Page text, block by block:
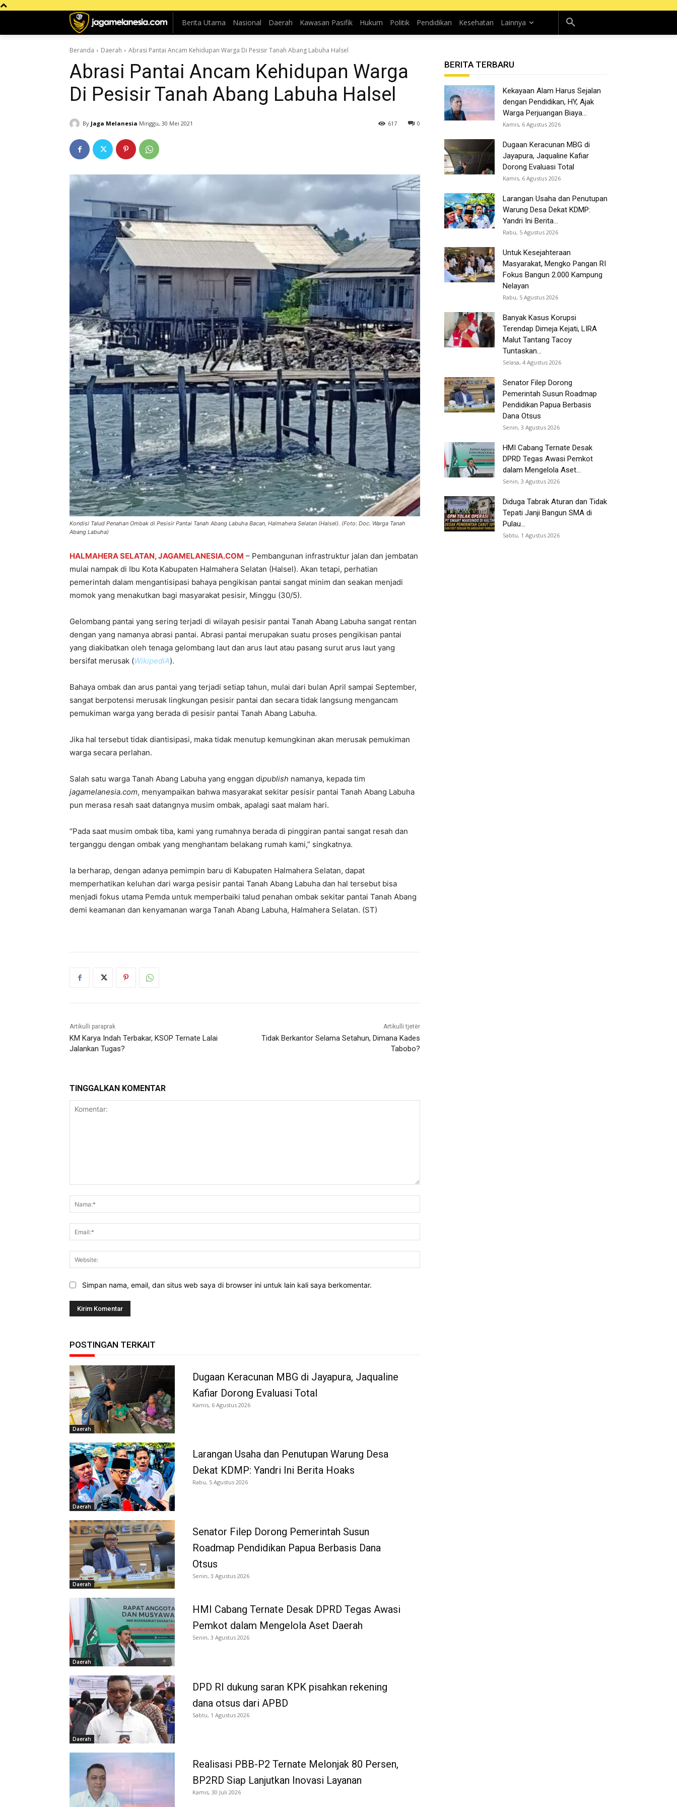
Berita Utama Nasional Daerah Kawasan Pasifik Hukum Politik Pendidikan Kesehatan Lainnya
Beranda Daerah Abrasi Pantai Ancam Kehidupan Warga Di Pesisir Tanah Abang Labuha Halsel
Abrasi Pantai Ancam Kehidupan Warga
Di Pesisir Tanah Abang Labuha Halsel
By Jaga Melanesia Minggu, 30 Mei 2021 0
617
Kondisi Talud Penahan Ombak di Pesisir Pantai Tanah Abang Labuha Bacan, Halmahera Selatan (Halsel). (Foto: Doc. Warga Tanah
Abang Labuha)
HALMAHERA SELATAN, JAGAMELANESIA.COM – Pembangunan infrastruktur jalan dan jembatan
mulai nampak di Ibu Kota Kabupaten Halmahera Selatan (Halsel). Akan tetapi, perhatian
pemerintah dalam mengantisipasi bahaya pengikisan pantai sangat minim dan seakan menjadi
momok yang menakutkan bagi masyarakat pesisir, Minggu (30/5).
Gelombang pantai yang sering terjadi di wilayah pesisir pantai Tanah Abang Labuha sangat rentan
dengan yang namanya abrasi pantai. Abrasi pantai merupakan suatu proses pengikisan pantai
yang diakibatkan oleh tenaga gelombang laut dan arus laut atau pasang surut arus laut yang
bersifat merusak (WikipediA).
Bahaya ombak dan arus pantai yang terjadi setiap tahun, mulai dari bulan April sampai September,
sangat berpotensi merusak lingkungan pesisir pantai dan secara tidak langsung mengancam
pemukiman warga yang berada di pesisir pantai Tanah Abang Labuha.
Jika hal tersebut tidak diantisipasi, maka tidak menutup kemungkinan akan merusak pemukiman
warga secara perlahan.
Salah satu warga Tanah Abang Labuha yang enggan dipublish namanya, kepada tim
jagamelanesia.com, menyampaikan bahwa masyarakat sekitar pesisir pantai Tanah Abang Labuha
pun merasa resah saat datangnya musim ombak, apalagi saat malam hari.
“Pada saat musim ombak tiba, kami yang rumahnya berada di pinggiran pantai sangat resah dan
terganggu dengan ombak yang menghantam belakang rumah kami,” singkatnya.
Ia berharap, dengan adanya pemimpin baru di Kabupaten Halmahera Selatan, dapat
memperhatikan keluhan dari warga pesisir pantai Tanah Abang Labuha dan hal tersebut bisa
menjadi fokus utama Pemda untuk memperbaiki talud penahan ombak sekitar pantai Tanah Abang
demi keamanan dan kenyamanan warga Tanah Abang Labuha, Halmahera Selatan. (ST)
Artikulli paraprak
KM Karya Indah Terbakar, KSOP Ternate Lalai
Jalankan Tugas?
Artikulli tjetër
Tidak Berkantor Selama Setahun, Dimana Kades
Tabobo?
TINGGALKAN KOMENTAR
Simpan nama, email, dan situs web saya di browser ini untuk lain kali saya berkomentar.
POSTINGAN TERKAIT
Daerah
Dugaan Keracunan MBG di Jayapura, Jaqualine
Kafiar Dorong Evaluasi Total
Kamis, 6 Agustus 2026
Daerah
Larangan Usaha dan Penutupan Warung Desa
Dekat KDMP: Yandri Ini Berita Hoaks
Rabu, 5 Agustus 2026
Daerah
Senator Filep Dorong Pemerintah Susun
Roadmap Pendidikan Papua Berbasis Dana
Otsus
Senin, 3 Agustus 2026
Daerah
HMI Cabang Ternate Desak DPRD Tegas Awasi
Pemkot dalam Mengelola Aset Daerah
Senin, 3 Agustus 2026
Daerah
DPD RI dukung saran KPK pisahkan rekening
dana otsus dari APBD
Sabtu, 1 Agustus 2026
Realisasi PBB-P2 Ternate Melonjak 80 Persen,
BP2RD Siap Lanjutkan Inovasi Layanan
Kamis, 30 Juli 2026
BERITA TERBARU
Kekayaan Alam Harus Sejalan
dengan Pendidikan, HY, Ajak
Warga Perjuangan Biaya...
Kamis, 6 Agustus 2026
Dugaan Keracunan MBG di
Jayapura, Jaqualine Kafiar
Dorong Evaluasi Total
Kamis, 6 Agustus 2026
Larangan Usaha dan Penutupan
Warung Desa Dekat KDMP:
Yandri Ini Berita...
Rabu, 5 Agustus 2026
Untuk Kesejahteraan
Masyarakat, Mengko Pangan RI
Fokus Bangun 2.000 Kampung
Nelayan
Rabu, 5 Agustus 2026
Banyak Kasus Korupsi
Terendap Dimeja Kejati, LIRA
Malut Tantang Tacoy
Tuntaskan...
Selasa, 4 Agustus 2026
Senator Filep Dorong
Pemerintah Susun Roadmap
Pendidikan Papua Berbasis
Dana Otsus
Senin, 3 Agustus 2026
HMI Cabang Ternate Desak
DPRD Tegas Awasi Pemkot
dalam Mengelola Aset...
Senin, 3 Agustus 2026
Diduga Tabrak Aturan dan Tidak
Tepati Janji Bangun SMA di
Pulau...
Sabtu, 1 Agustus 2026